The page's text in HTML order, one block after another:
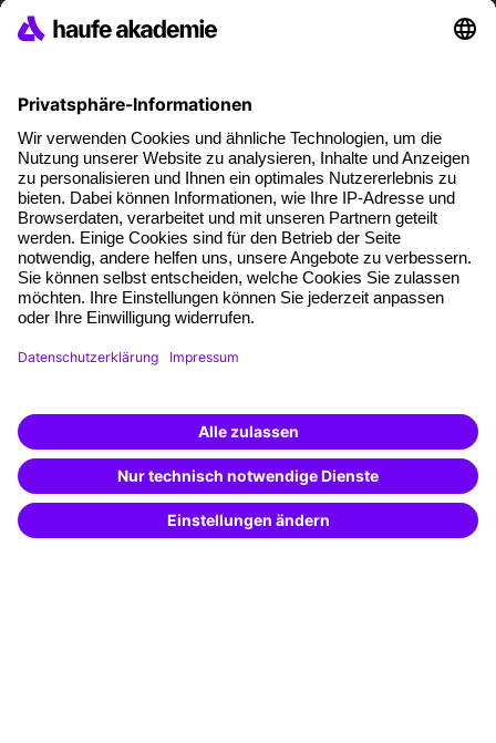
Referenzen
Über unser Angebot
Planungssicherheit
Freie Seminarplätze
Qualitätsstandards
Planung und Locations
Fördermöglichkeiten
Weiterbildungs-App
Besondere Angebote
Potenzialanalyse
Transfercoaching
Weiterbildung finden -
mit KI-Power!
Beschreibe was du suchst und erhalte
passende Weiterbildungen vomKI-Berater
– schnell und treffsicher.